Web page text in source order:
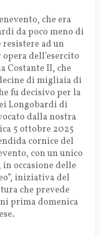
che era
da poco meno di
ad un
dell’esercito
Costante II, che
di migliaia di
fu decisivo per la
Longobardi di
dalla nostra
5 ottobre 2025
cornice del
con un unico
in occasione delle
iniziativa del
che prevede
prima domenica